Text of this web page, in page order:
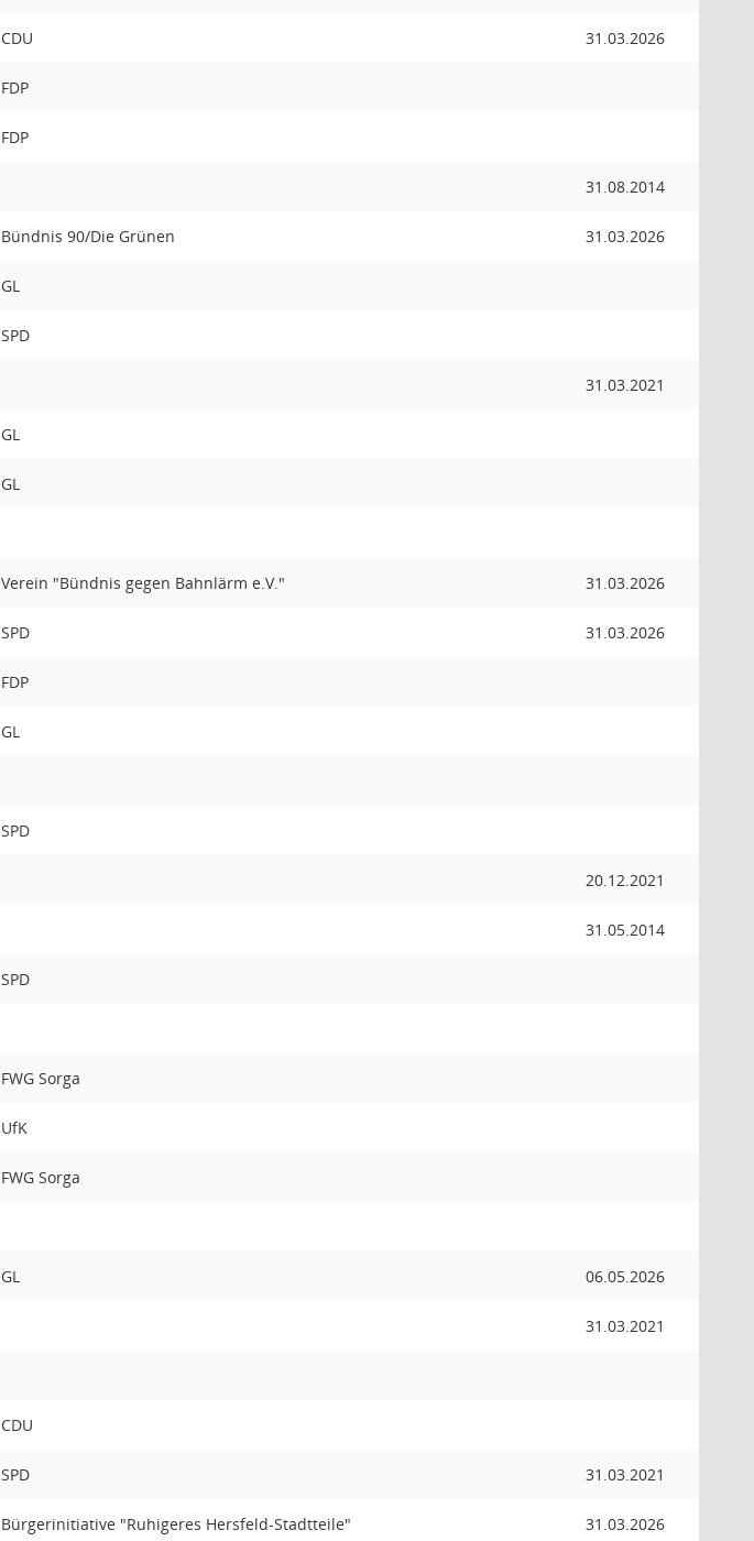
CDU 31.03.2026
FDP
FDP
31.08.2014
Bündnis 90/Die Grünen 31.03.2026
GL
SPD
31.03.2021
GL
GL
Verein "Bündnis gegen Bahnlärm e.V." 31.03.2026
SPD 31.03.2026
FDP
GL
SPD
20.12.2021
31.05.2014
SPD
FWG Sorga
UfK
FWG Sorga
GL 06.05.2026
31.03.2021
CDU
SPD 31.03.2021
Bürgerinitiative "Ruhigeres Hersfeld-Stadtteile" 31.03.2026